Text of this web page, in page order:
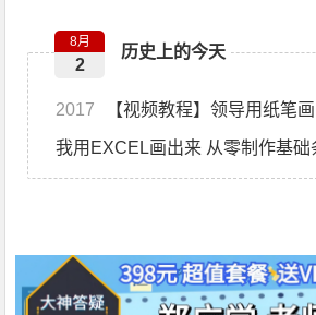
历史上的今天
8月
2
2017 【视频教程】领导用纸笔
我用EXCEL画出来 从零制作基础